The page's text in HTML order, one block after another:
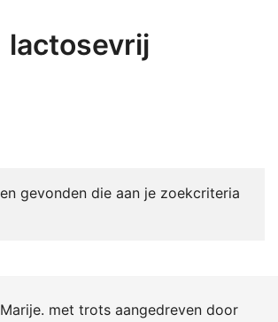
lactosevrij
gevonden die aan je zoekcriteria
met trots aangedreven door